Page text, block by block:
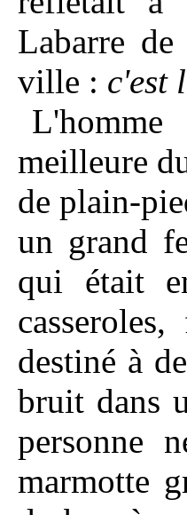
Labarre de
ville : c'est
meilleure
de plain-
un grand
qui était
destiné à
bruit dans
personne
marmotte